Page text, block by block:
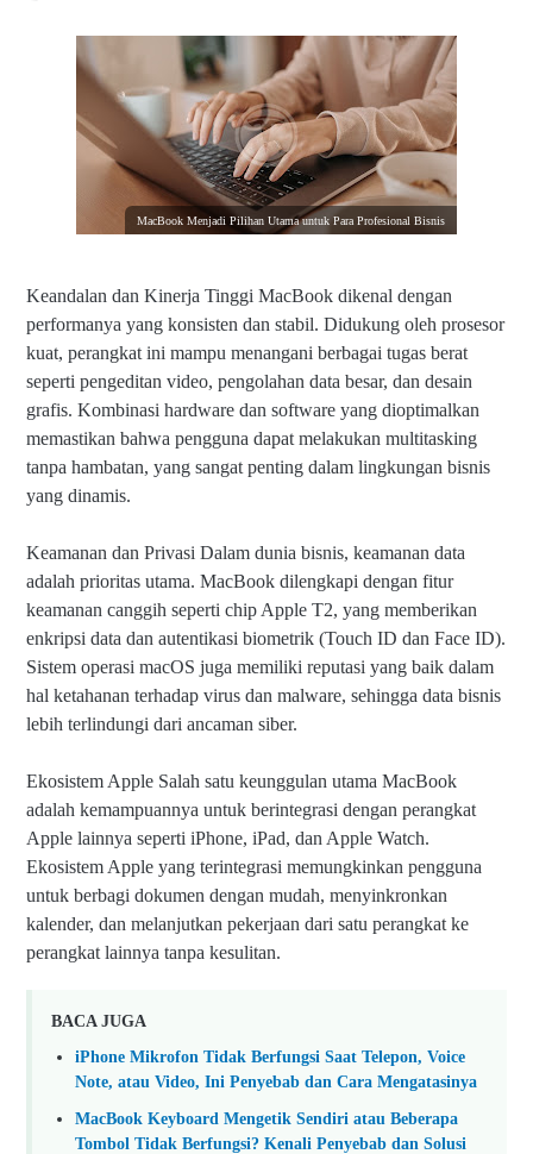
MacBook Menjadi Pilihan Utama untuk Para Profesional Bisnis
Keandalan dan Kinerja Tinggi MacBook dikenal dengan
performanya yang konsisten dan stabil. Didukung oleh prosesor
kuat, perangkat ini mampu menangani berbagai tugas berat
seperti pengeditan video, pengolahan data besar, dan desain
grafis. Kombinasi hardware dan software yang dioptimalkan
memastikan bahwa pengguna dapat melakukan multitasking
tanpa hambatan, yang sangat penting dalam lingkungan bisnis
yang dinamis.
Keamanan dan Privasi Dalam dunia bisnis, keamanan data
adalah prioritas utama. MacBook dilengkapi dengan fitur
keamanan canggih seperti chip Apple T2, yang memberikan
enkripsi data dan autentikasi biometrik (Touch ID dan Face ID).
Sistem operasi macOS juga memiliki reputasi yang baik dalam
hal ketahanan terhadap virus dan malware, sehingga data bisnis
lebih terlindungi dari ancaman siber.
Ekosistem Apple Salah satu keunggulan utama MacBook
adalah kemampuannya untuk berintegrasi dengan perangkat
Apple lainnya seperti iPhone, iPad, dan Apple Watch.
Ekosistem Apple yang terintegrasi memungkinkan pengguna
untuk berbagi dokumen dengan mudah, menyinkronkan
kalender, dan melanjutkan pekerjaan dari satu perangkat ke
perangkat lainnya tanpa kesulitan.
BACA JUGA
iPhone Mikrofon Tidak Berfungsi Saat Telepon, Voice
Note, atau Video, Ini Penyebab dan Cara Mengatasinya
MacBook Keyboard Mengetik Sendiri atau Beberapa
Tombol Tidak Berfungsi? Kenali Penyebab dan Solusi